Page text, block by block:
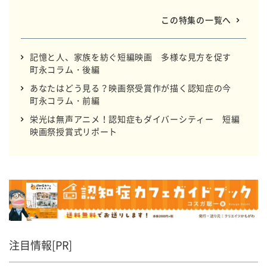
この特集の一覧へ
記憶と人、家族を紡ぐ短編映画 多様な見方を促す
町永コラム・後編
あなたはどう見る？映画祭受賞作が描く認知症の今
町永コラム・前編
栄光は無声アニメ！認知症もダイバーシティー 短編
映画祭授賞式リポート
注目情報[PR]